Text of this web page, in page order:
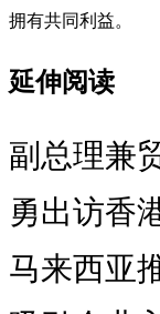
拥有共同利益。
延伸阅读
副总理兼
勇出访香
马来西亚